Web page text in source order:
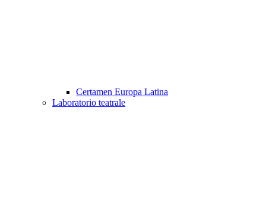
Certamen Europa Latina
Laboratorio teatrale